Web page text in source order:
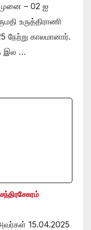
– 02 ஐ
உருத்திராணி
நேற்று காலமானார்.
இல …
15.04.2025